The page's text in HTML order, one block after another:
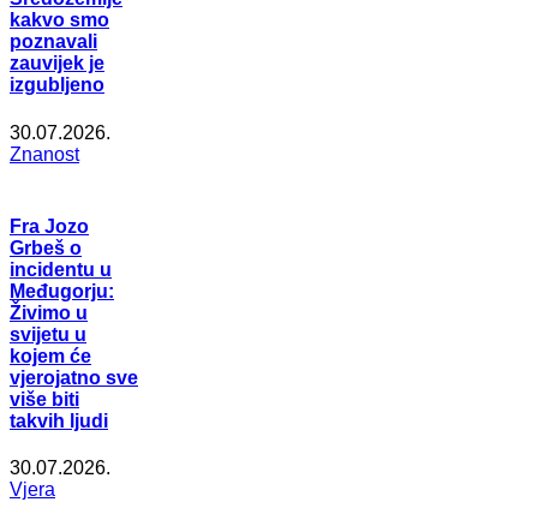
kakvo smo
poznavali
zauvijek je
izgubljeno
30.07.2026.
Znanost
Fra Jozo
Grbeš o
incidentu u
Međugorju:
Živimo u
svijetu u
kojem će
vjerojatno sve
više biti
takvih ljudi
30.07.2026.
Vjera